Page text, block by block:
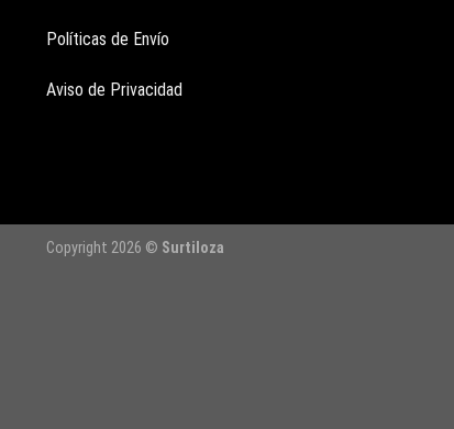
Políticas de Envío
Aviso de Privacidad
Copyright 2026 © Surtiloza